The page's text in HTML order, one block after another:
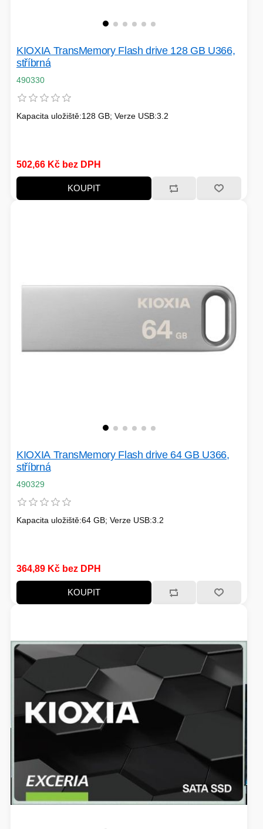
KIOXIA TransMemory Flash drive 128 GB U366,
stříbrná
490330
Kapacita uložiště:128 GB; Verze USB:3.2
502,66 Kč bez DPH
KOUPIT
KIOXIA TransMemory Flash drive 64 GB U366,
stříbrná
490329
Kapacita uložiště:64 GB; Verze USB:3.2
364,89 Kč bez DPH
KOUPIT